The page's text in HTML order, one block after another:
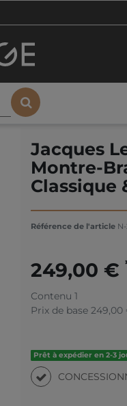
Jacques
Montre-
Classique
Référence de l'article
249,00 €
Contenu 1
Prix de base 249,00
Prêt à expédier en 2-3